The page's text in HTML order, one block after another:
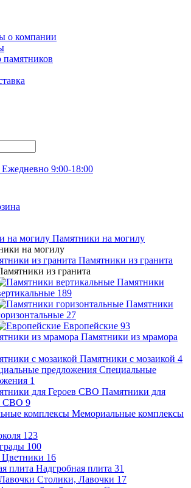
о компании
памятников
Ежедневно 9:00-18:00
Памятники на могилу
на могилу
Памятники из гранита
из гранита
Памятники
189
Памятники
27
Европейские 93
Памятники из мрамора
Памятники с мозаикой 4
Специальные
1
Памятники для
СВО 9
Мемориальные комплексы
123
100
Цветники 16
Надгробная плита 31
Столики, Лавочки 17